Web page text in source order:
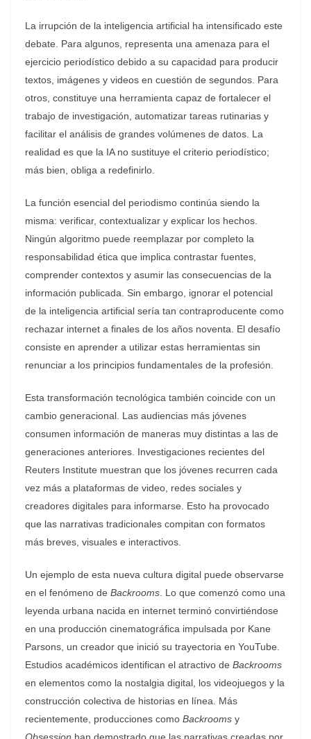
La irrupción de la inteligencia artificial ha intensificado este
debate. Para algunos, representa una amenaza para el
ejercicio periodístico debido a su capacidad para producir
textos, imágenes y videos en cuestión de segundos. Para
otros, constituye una herramienta capaz de fortalecer el
trabajo de investigación, automatizar tareas rutinarias y
facilitar el análisis de grandes volúmenes de datos. La
realidad es que la IA no sustituye el criterio periodístico;
más bien, obliga a redefinirlo.
La función esencial del periodismo continúa siendo la
misma: verificar, contextualizar y explicar los hechos.
Ningún algoritmo puede reemplazar por completo la
responsabilidad ética que implica contrastar fuentes,
comprender contextos y asumir las consecuencias de la
información publicada. Sin embargo, ignorar el potencial
de la inteligencia artificial sería tan contraproducente como
rechazar internet a finales de los años noventa. El desafío
consiste en aprender a utilizar estas herramientas sin
renunciar a los principios fundamentales de la profesión.
Esta transformación tecnológica también coincide con un
cambio generacional. Las audiencias más jóvenes
consumen información de maneras muy distintas a las de
generaciones anteriores. Investigaciones recientes del
Reuters Institute muestran que los jóvenes recurren cada
vez más a plataformas de video, redes sociales y
creadores digitales para informarse. Esto ha provocado
que las narrativas tradicionales compitan con formatos
más breves, visuales e interactivos.
Un ejemplo de esta nueva cultura digital puede observarse
en el fenómeno de Backrooms . Lo que comenzó como una
leyenda urbana nacida en internet terminó convirtiéndose
en una producción cinematográfica impulsada por Kane
Parsons, un creador que inició su trayectoria en YouTube.
Estudios académicos identifican el atractivo de Backrooms
en elementos como la nostalgia digital, los videojuegos y la
construcción colectiva de historias en línea. Más
recientemente, producciones como Backrooms y